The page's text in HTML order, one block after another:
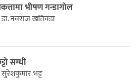
भीषण गन्डागोल
डा. नवराज खतिवडा
सम्धी
सुरेशकुमार भट्ट